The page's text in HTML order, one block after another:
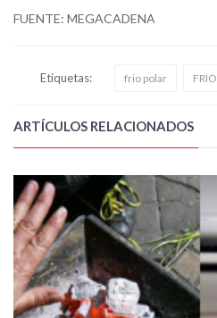
FUENTE: MEGACADENA
Etiquetas: frio polar FRIO
ARTÍCULOS RELACIONADOS